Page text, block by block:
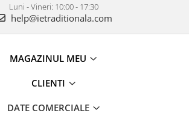
Luni - Vineri: 10:00 - 17:30
help@ietraditionala.com
MAGAZINUL MEU
CLIENTI
DATE COMERCIALE